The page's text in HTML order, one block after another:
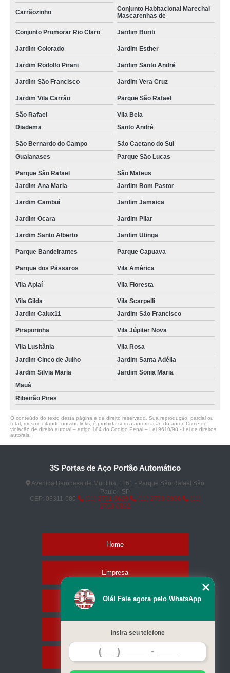
Carrãozinho
Conjunto Habitacional Marechal
Mascarenhas de
Conjunto Promorar Rio Claro Jardim Buriti
Jardim Colorado Jardim Esther
Jardim Rodolfo Pirani Jardim Santo André
Jardim São Francisco Jardim Vera Cruz
Jardim Vila Carrão Parque São Rafael
São Rafael
Vila Bela
Diadema
Santo André
São Bernardo do Campo
São Caetano do Sul
Guaianases
Parque São Lucas
Parque São Rafael
São Mateus
Jardim Ana Maria
Jardim Bom Pastor
Jardim Cambuí Jardim Jamaica
Jardim Ocara Jardim Pilar
Jardim Santo Alberto Jardim Utinga
Parque Bandeirantes Parque Capuava
Parque dos Pássaros Vila América
Vila Apiaí Vila Floresta
Vila Gilda
Vila Scarpelli
Jardim Calux11
Jardim São Francisco
Piraporinha Vila Júpiter Nova
Vila Lusitânia
Vila Rosa
Jardim Cinco de Julho
Jardim Santa Adélia
Jardim Silvia Maria
Jardim Sonia Maria
Mauá
Ribeirão Pires
O conteúdo do texto desta página é de direito reservado. Sua reprodução, parcial ou
total, mesmo citando nossos links, é proibida sem a autorização do autor. Crime de
violação de direito autoral – artigo 184 do Código Penal – Lei 9610/98 - Lei de direitos
autorais
3S Portas de Aço Portão Automático
Avenida Baronesa de Muritiba, 1161 - Parque São Rafael São
Paulo - SP
CEP: 08311-080
(11) 2751-9629 (11) 2753-0936
(11)
2753-0832
Home
Empresa
Missão
Serviços
Contato
Olá! Fale agora pelo WhatsApp
Insira seu telefone